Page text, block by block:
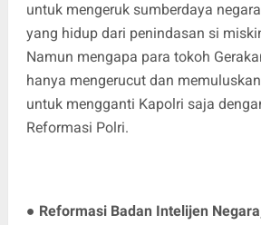
untuk mengeruk sumberdaya
yang hidup dari penindasan si
Namun mengapa para tokoh
hanya mengerucut dan
untuk mengganti Kapolri saja
Reformasi Polri.
● Reformasi Badan Intelijen